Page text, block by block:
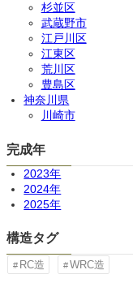
杉並区
武蔵野市
江戸川区
江東区
荒川区
豊島区
神奈川県
川崎市
完成年
2023年
2024年
2025年
構造タグ
RC造 WRC造